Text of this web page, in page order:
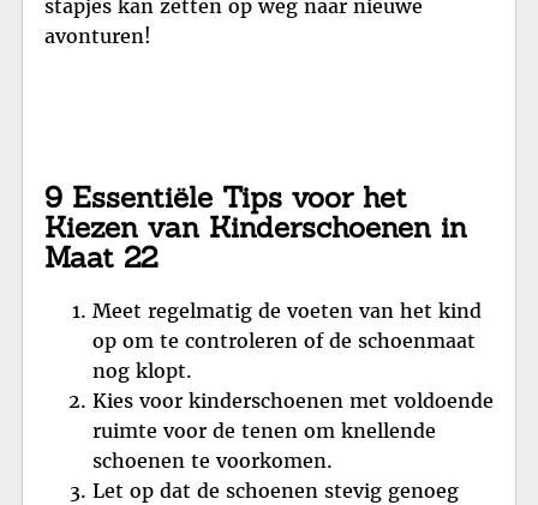
stapjes kan zetten op weg naar nieuwe
avonturen!
9 Essentiële Tips voor het
Kiezen van Kinderschoenen in
Maat 22
Meet regelmatig de voeten van het kind
op om te controleren of de schoenmaat
nog klopt.
Kies voor kinderschoenen met voldoende
ruimte voor de tenen om knellende
schoenen te voorkomen.
Let op dat de schoenen stevig genoeg